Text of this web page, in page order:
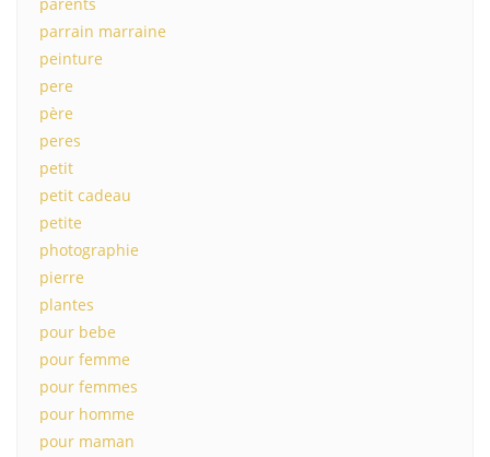
parrain marraine
peinture
pere
père
peres
petit
petit cadeau
petite
photographie
pierre
plantes
pour bebe
pour femme
pour femmes
pour homme
pour maman